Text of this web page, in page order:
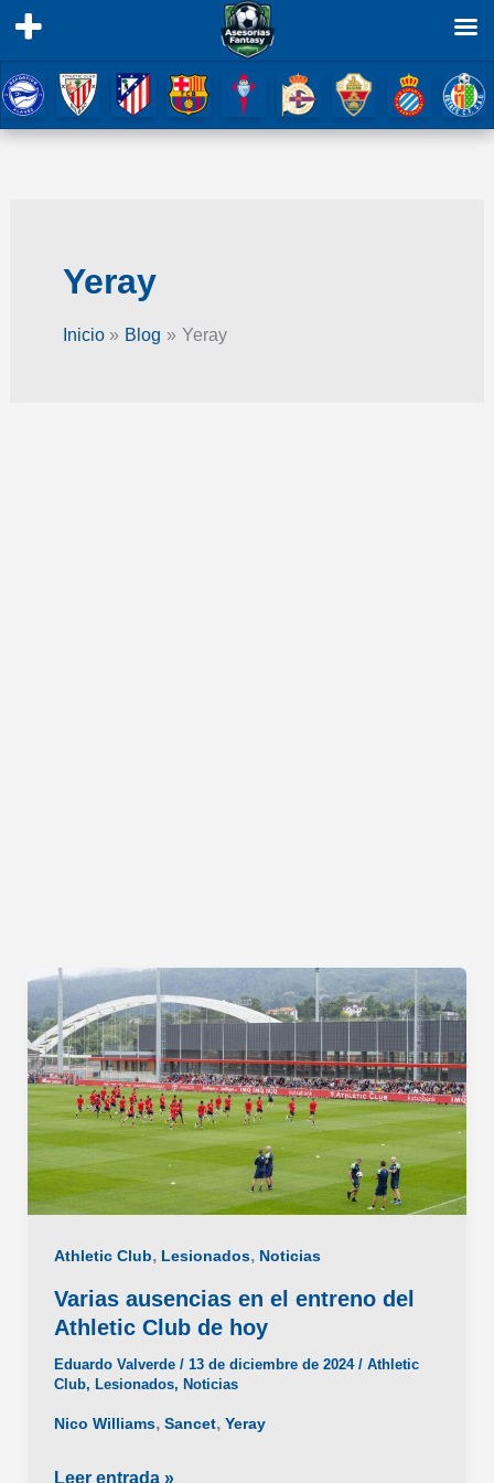
al
contenido
Yeray
Inicio Blog Yeray
Athletic Club, Lesionados, Noticias
Varias ausencias en el entreno del
Athletic Club de hoy
Eduardo Valverde / 13 de diciembre de 2024 / Athletic
Club, Lesionados, Noticias
Nico Williams, Sancet, Yeray
Varias
Leer entrada »